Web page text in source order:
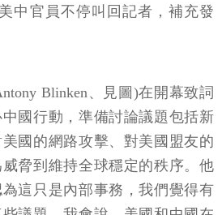
中官員不停叫回記者，補充發
Blinken、見圖)在開幕致詞
國行動，準備討論議題包括新
國的網路攻擊、對美國盟友的
脅到維持全球穩定的秩序。他
這只是內部事務，我們覺得有